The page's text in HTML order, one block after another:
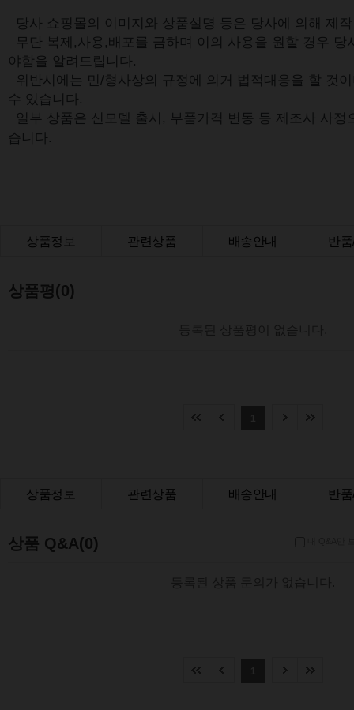
당사 쇼핑몰의 이미지와 상품설명 등은 당사에 의해 제
무단 복제,사용,배포를 금하며 이의 사용을 원할 경우 당
야함을 알려드립니다.
위반시에는 민/형사상의 규정에 의거 법적대응을 할 것
수 있습니다.
일부 상품은 신모델 출시, 부품가격 변동 등 제조사 사정
습니다.
상품정보 관련상품 배송안내 반
상품평(0)
상품정보 관련상품 배송안내 반
상품 Q&A(0)